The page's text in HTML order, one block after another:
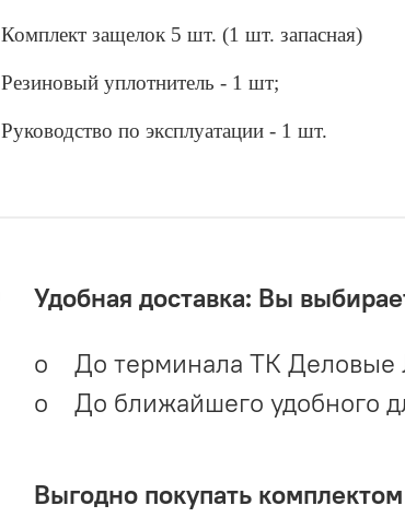
Комплект защелок 5 шт. (1 шт. запасная)
Резиновый уплотнитель - 1 шт;
Руководство по эксплуатации - 1 шт.
Удобная доставка: Вы
o До терминала ТК Деловые
o До ближайшего удобного
Выгодно покупать комплектом